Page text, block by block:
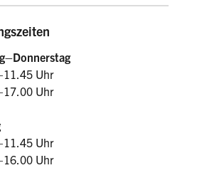
Uhr
Uhr
Uhr
Uhr